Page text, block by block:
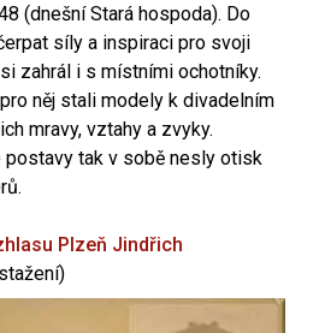
(dnešní Stará hospoda). Do
síly a inspiraci pro svoji
zahrál i s místními ochotníky.
něj stali modely k divadelním
mravy, vztahy a zvyky.
postavy tak v sobě nesly otisk
Plzeň Jindřich